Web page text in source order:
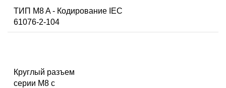
ТИП M8 A - Кодирование IEC
61076-2-104
Круглый разъем
серии M8 с